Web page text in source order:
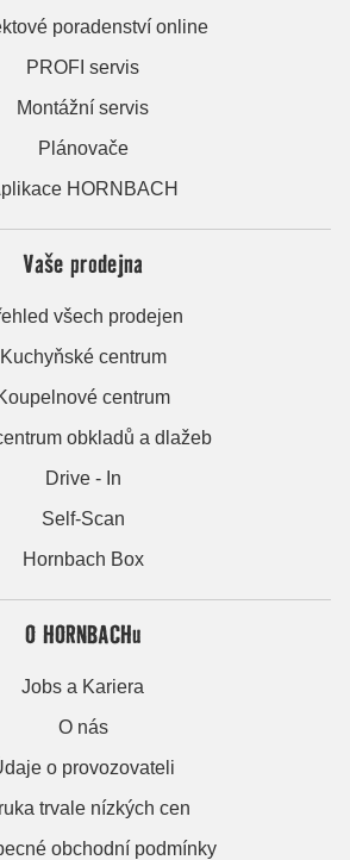
poradenství online
PROFI servis
Montážní servis
Plánovače
HORNBACH
Vaše prodejna
všech prodejen
Kuchyňské centrum
centrum
obkladů a dlažeb
Drive - In
Self-Scan
Hornbach Box
O HORNBACHu
Jobs a Kariera
O nás
o provozovateli
trvale nízkých cen
obchodní podmínky